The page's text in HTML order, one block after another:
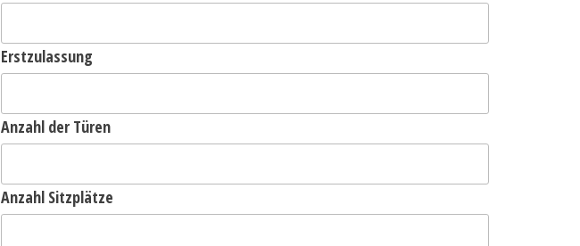
Erstzulassung
Anzahl der Türen
Anzahl Sitzplätze